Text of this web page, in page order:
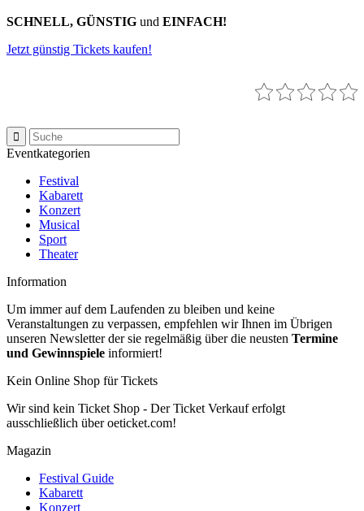
SCHNELL, GÜNSTIG und EINFACH!
Jetzt günstig Tickets kaufen!
Eventkategorien
Festival
Kabarett
Konzert
Musical
Sport
Theater
Information
Um immer auf dem Laufenden zu bleiben und keine
Veranstaltungen zu verpassen, empfehlen wir Ihnen im Übrigen
unseren Newsletter der sie regelmäßig über die neusten Termine
und Gewinnspiele informiert!
Kein Online Shop für Tickets
Wir sind kein Ticket Shop - Der Ticket Verkauf erfolgt
ausschließlich über oeticket.com!
Magazin
Festival Guide
Kabarett
Konzert